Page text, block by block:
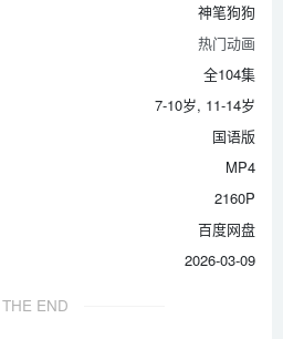
神笔狗狗
热门动画
全104集
7-10岁, 11-14岁
国语版
MP4
2160P
百度网盘
2026-03-09
THE END